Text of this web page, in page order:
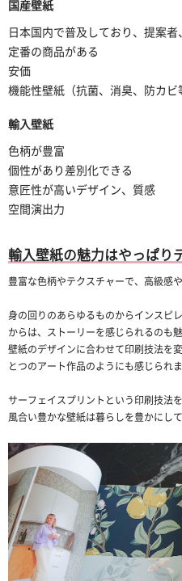
国産壁紙
日本国内で普及しており、提案
定番の商品がある
安価
機能性壁紙（抗菌、消臭、防カビ
輸入壁紙
色柄が豊富
個性があり差別化できる
意匠性が高いデザイン、質感
空間演出力
輸入壁紙の魅力はやっぱり
豊富な色柄やテクスチャーで、高級感
身の回りのあらゆるものからインスピ
からは、ストーリーを感じられるのも魅
壁紙のデザインに合わせて印刷技法を
とつのアート作品のようにも感じられま
サーフェイスプリントという印刷技法
風合い豊かな壁紙は暮らしを豊かにして